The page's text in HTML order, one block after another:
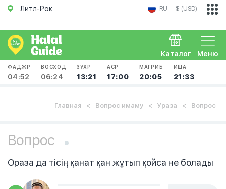
Литл-Рок RU $ (USD)
Меню
Каталог
ФАДЖР
04:52
ВОСХОД
06:24
ЗУХР
13:21
АСР
17:00
МАГРИБ
20:05
ИША
21:33
Главная Вопрос имаму Ураза Вопрос
Вопрос
Ораза да тісің қанат қан жұтып қойса не болады